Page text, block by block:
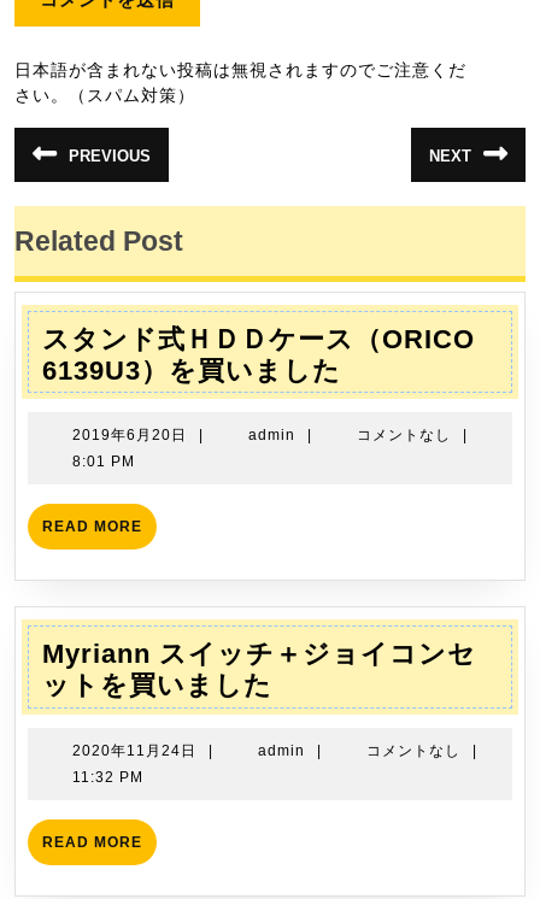
日本語が含まれない投稿は無視されますのでご注意くだ
さい。（スパム対策）
投
稿
ナ
ビ
ゲ
ー
シ
ョ
PREVIOUS
の
投
NEXT
の
投
Related Post
スタンド式ＨＤＤケース（ORICO
6139U3）を買いました
タ
ン
Ｄ
ケ
ー
（ORICO
6139U3）
2019年6月20日
2019
admin admin コメントなし
8:01 PM
READ MORE READ
MORE
Myriann スイッチ＋ジョイコンセ
ットを買いました
ス
イ
2020年11月24日
2020
| admin admin
| コメントなし
|
11:32 PM
READ MORE READ
MORE